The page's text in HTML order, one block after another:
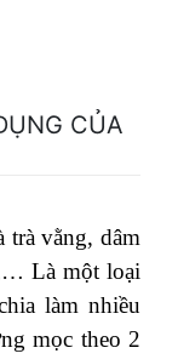
CỦA
trà vằng, dâm
Là một loại
làm nhiều
mọc theo 2